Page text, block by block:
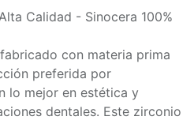
Calidad - Sinocera 100%
con materia prima
preferida por
lo mejor en estética y
dentales. Este zirconio